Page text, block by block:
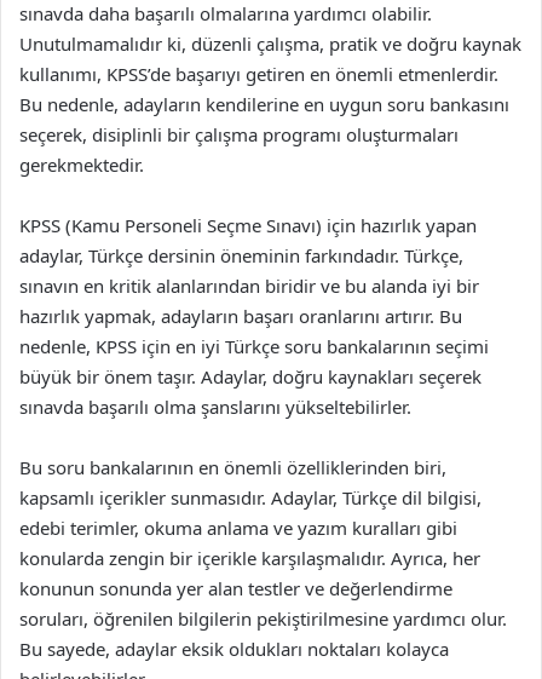
sınavda daha başarılı olmalarına yardımcı olabilir.
Unutulmamalıdır ki, düzenli çalışma, pratik ve doğru kaynak
kullanımı, KPSS’de başarıyı getiren en önemli etmenlerdir.
Bu nedenle, adayların kendilerine en uygun soru bankasını
seçerek, disiplinli bir çalışma programı oluşturmaları
gerekmektedir.
KPSS (Kamu Personeli Seçme Sınavı) için hazırlık yapan
adaylar, Türkçe dersinin öneminin farkındadır. Türkçe,
sınavın en kritik alanlarından biridir ve bu alanda iyi bir
hazırlık yapmak, adayların başarı oranlarını artırır. Bu
nedenle, KPSS için en iyi Türkçe soru bankalarının seçimi
büyük bir önem taşır. Adaylar, doğru kaynakları seçerek
sınavda başarılı olma şanslarını yükseltebilirler.
Bu soru bankalarının en önemli özelliklerinden biri,
kapsamlı içerikler sunmasıdır. Adaylar, Türkçe dil bilgisi,
edebi terimler, okuma anlama ve yazım kuralları gibi
konularda zengin bir içerikle karşılaşmalıdır. Ayrıca, her
konunun sonunda yer alan testler ve değerlendirme
soruları, öğrenilen bilgilerin pekiştirilmesine yardımcı olur.
Bu sayede, adaylar eksik oldukları noktaları kolayca